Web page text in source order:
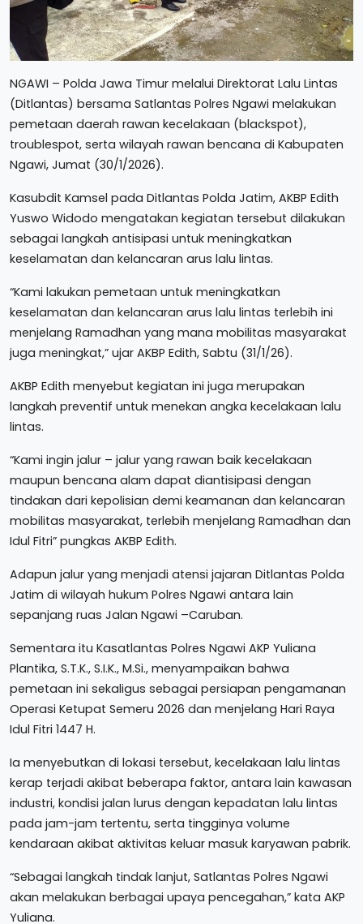
NGAWI – Polda Jawa Timur melalui Direktorat Lalu Lintas
(Ditlantas) bersama Satlantas Polres Ngawi melakukan
pemetaan daerah rawan kecelakaan (blackspot),
troublespot, serta wilayah rawan bencana di Kabupaten
Ngawi, Jumat (30/1/2026).
Kasubdit Kamsel pada Ditlantas Polda Jatim, AKBP Edith
Yuswo Widodo mengatakan kegiatan tersebut dilakukan
sebagai langkah antisipasi untuk meningkatkan
keselamatan dan kelancaran arus lalu lintas.
“Kami lakukan pemetaan untuk meningkatkan
keselamatan dan kelancaran arus lalu lintas terlebih ini
menjelang Ramadhan yang mana mobilitas masyarakat
juga meningkat,” ujar AKBP Edith, Sabtu (31/1/26).
AKBP Edith menyebut kegiatan ini juga merupakan
langkah preventif untuk menekan angka kecelakaan lalu
lintas.
“Kami ingin jalur – jalur yang rawan baik kecelakaan
maupun bencana alam dapat diantisipasi dengan
tindakan dari kepolisian demi keamanan dan kelancaran
mobilitas masyarakat, terlebih menjelang Ramadhan dan
Idul Fitri” pungkas AKBP Edith.
Adapun jalur yang menjadi atensi jajaran Ditlantas Polda
Jatim di wilayah hukum Polres Ngawi antara lain
sepanjang ruas Jalan Ngawi –Caruban.
Sementara itu Kasatlantas Polres Ngawi AKP Yuliana
Plantika, S.T.K., S.I.K., M.Si., menyampaikan bahwa
pemetaan ini sekaligus sebagai persiapan pengamanan
Operasi Ketupat Semeru 2026 dan menjelang Hari Raya
Idul Fitri 1447 H.
Ia menyebutkan di lokasi tersebut, kecelakaan lalu lintas
kerap terjadi akibat beberapa faktor, antara lain kawasan
industri, kondisi jalan lurus dengan kepadatan lalu lintas
pada jam-jam tertentu, serta tingginya volume
kendaraan akibat aktivitas keluar masuk karyawan pabrik.
“Sebagai langkah tindak lanjut, Satlantas Polres Ngawi
akan melakukan berbagai upaya pencegahan,” kata AKP
Yuliana.